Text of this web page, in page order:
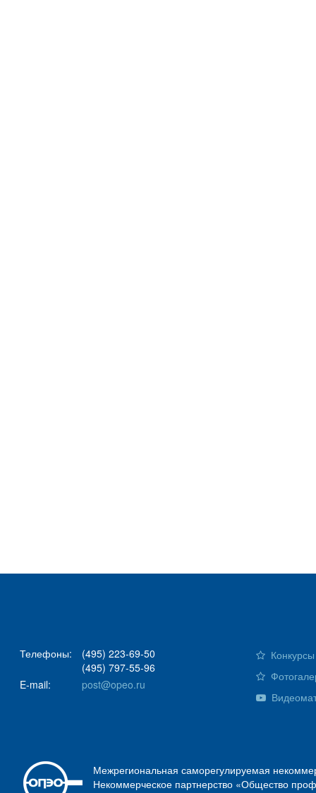
Телефоны:
(495) 223-69-50
(495) 797-55-96
E-mail:
post@opeo.ru
Межрегиональная саморегулируемая
Некоммерческое партнерство «Общество